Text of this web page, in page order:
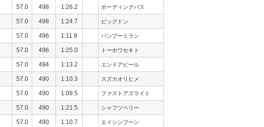
57.0 498 1:26.2 ボーディングパス
57.0 498 1:24.7 ビッグドン
57.0 496 1:11.9 バンブーミラン
57.0 496 1:25.0 トーホウセキト
57.0 494 1:13.2 エンドアピール
57.0 490 1:10.3 スズカオリヒメ
57.0 490 1:09.5 ファストアズライト
57.0 490 1:21.5 シャフツベリー
57.0 490 1:10.7 エイシンブーン